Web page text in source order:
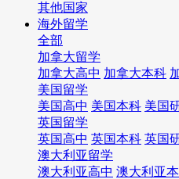
其他国家
海外留学
全部
加拿大留学
加拿大高中 加拿大本科
美国留学
美国高中 美国本科 美国
英国留学
英国高中 英国本科 英国
澳大利亚留学
澳大利亚高中 澳大利亚